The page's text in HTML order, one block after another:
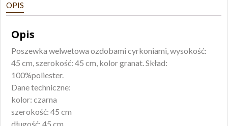
OPIS
Opis
Poszewka welwetowa ozdobami cyrkoniami, wysokość:
45 cm, szerokość: 45 cm, kolor granat. Skład:
100%poliester.
Dane techniczne:
kolor: czarna
szerokość: 45 cm
długość: 45 cm